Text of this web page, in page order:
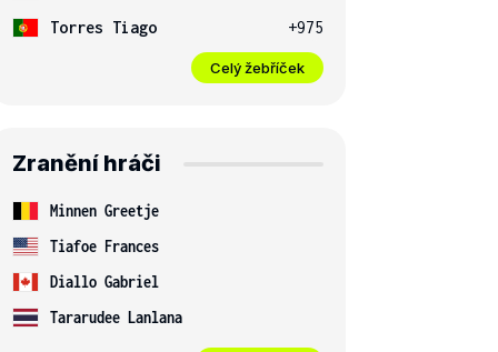
Torres Tiago
+975
Celý žebříček
Zranění hráči
Minnen Greetje
Tiafoe Frances
Diallo Gabriel
Tararudee Lanlana